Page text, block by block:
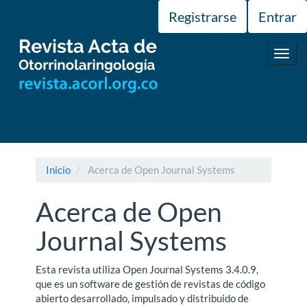
principal
Barra
lateral
Registrarse Entrar
Inicio Acerca de Open Journal Systems
Acerca de Open
Journal Systems
Esta revista utiliza Open Journal Systems 3.4.0.9,
que es un software de gestión de revistas de código
abierto desarrollado, impulsado y distribuido de